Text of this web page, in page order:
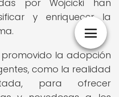
por Wojcicki han
y enriquecer la
promovido la adopción
como la realidad
para ofrecer